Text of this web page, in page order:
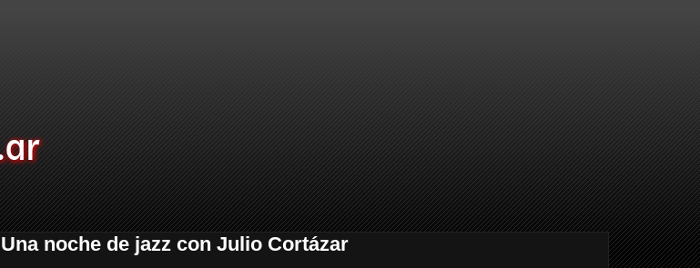
Una noche de jazz con Julio Cortázar